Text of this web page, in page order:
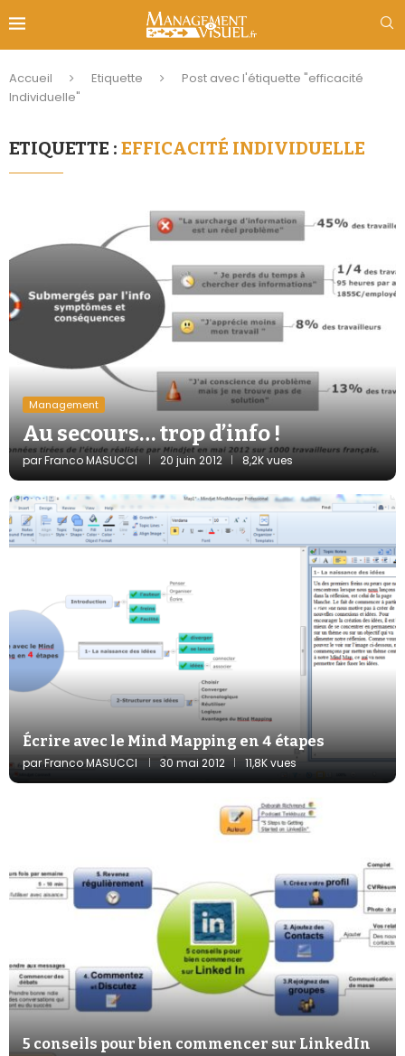
Accueil Etiquette
Post avec l'étiquette "efficacité
Individuelle"
ETIQUETTE : EFFICACITÉ INDIVIDUELLE
Management
Au secours… trop d’info !
parFranco MASUCCI 20 juin 2012 8,2K vues
Écrire avec le Mind Mapping en 4 étapes
parFranco MASUCCI 30 mai 2012 11,8K vues
5 conseils pour bien commencer sur LinkedIn